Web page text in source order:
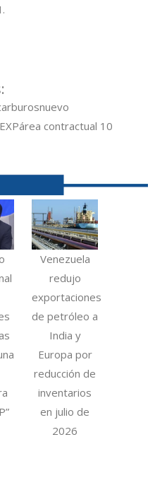
nuevo
área contractual 10
Venezuela
redujo
exportaciones
de petróleo a
India y
Europa por
reducción de
inventarios
en julio de
2026